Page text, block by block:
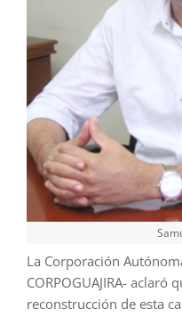
La Corporación
CORPOGUAJIRA- aclaró
reconstrucción de esta